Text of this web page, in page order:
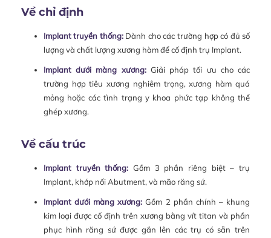
Về chỉ định
Implant truyền thống:Dành cho các trường hợp có đủ số
lượng và chất lượng xương hàm để cố định trụ Implant.
Implant dưới màng xương:Giải pháp tối ưu cho các
trường hợp tiêu xương nghiêm trọng, xương hàm quá
mỏng hoặc các tình trạng y khoa phức tạp không thể
ghép xương.
Về cấu trúc
Implant truyền thống: Gồm 3 phần riêng biệt – trụ
Implant, khớp nối Abutment, và mão răng sứ.
Implant dưới màng xương: Gồm 2 phần chính – khung
kim loại được cố định trên xương bằng vít titan và phần
phục hình răng sứ được gắn lên các trụ có sẵn trên